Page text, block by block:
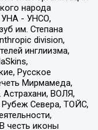
народа
УНА - УНСО,
им. Степана
division,
инглиизма,
Русское
Мирмамеда,
ВОЛЯ,
Севера, ТОЙС,
честь иконы